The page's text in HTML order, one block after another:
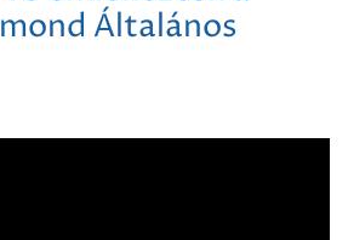
Általános